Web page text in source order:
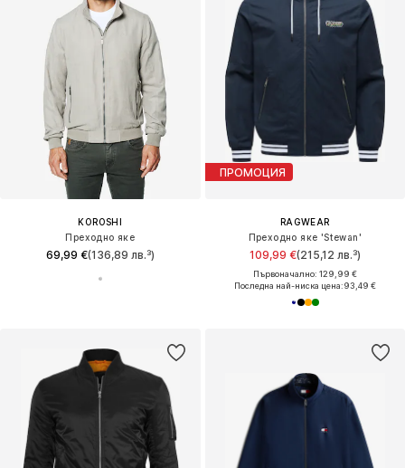
KOROSHI
Преходно яке
69,99 €(136,89 лв.³)
ПРОМОЦИЯ
RAGWEAR
Преходно яке 'Stewan'
109,99 €(215,12 лв.³)
Първоначално: 129,99 €
Последна най-ниска цена:93,49 €